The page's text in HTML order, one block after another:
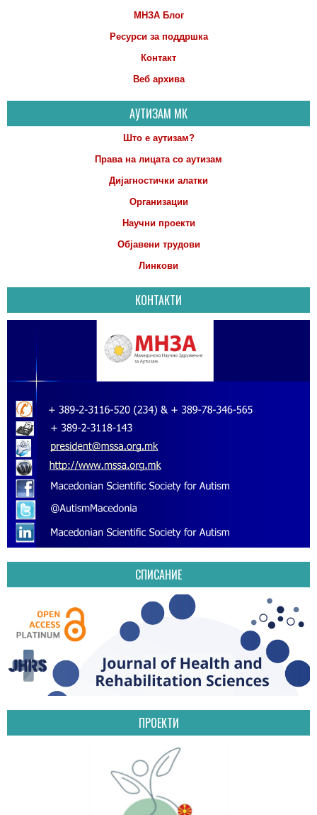
МНЗА Блог
Ресурси за поддршка
Контакт
Веб архива
АУТИЗАМ МК
Што е аутизам?
Права на лицата со аутизам
Дијагностички алатки
Организации
Научни проекти
Објавени трудови
Линкови
КОНТАКТИ
СПИСАНИЕ
ПРОЕКТИ